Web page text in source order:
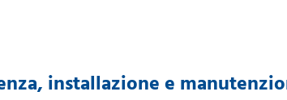
installazione e